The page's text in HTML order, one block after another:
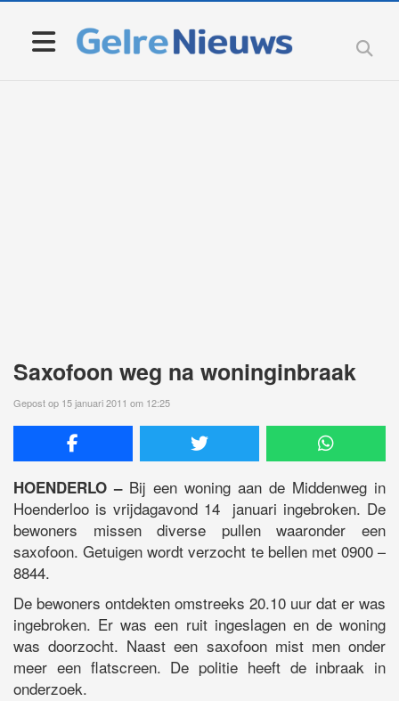
Saxofoon weg na woninginbraak
Gepost op 15 januari 2011 om 12:25
HOENDERLO – Bij een woning aan de Middenweg in
Hoenderloo is vrijdagavond 14 januari ingebroken. De
bewoners missen diverse pullen waaronder een
saxofoon. Getuigen wordt verzocht te bellen met 0900 –
8844.
De bewoners ontdekten omstreeks 20.10 uur dat er was
ingebroken. Er was een ruit ingeslagen en de woning
was doorzocht. Naast een saxofoon mist men onder
meer een flatscreen. De politie heeft de inbraak in
onderzoek.